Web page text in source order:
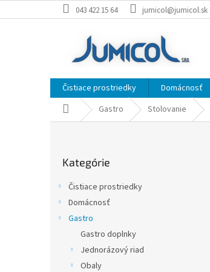
na
043 422 15 64 jumicol@jumicol.sk
Čistiace prostriedky Domácnosť
Domov Gastro Stolovanie
kategórie
Kategórie
Čistiace prostriedky
Domácnosť
Gastro
Gastro doplnky
Jednorázový riad
Obaly